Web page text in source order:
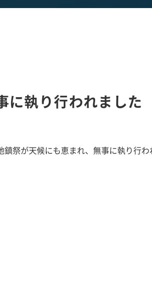
に執り行われました
祭が天候にも恵まれ、無事に執り行